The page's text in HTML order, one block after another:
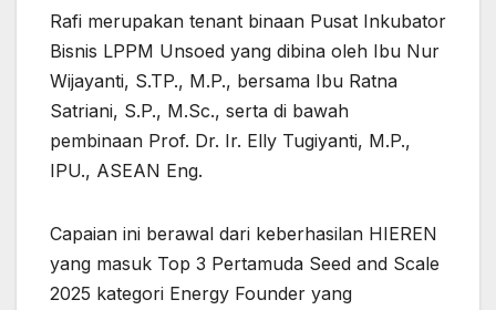
Rafi merupakan tenant binaan Pusat Inkubator
Bisnis LPPM Unsoed yang dibina oleh Ibu Nur
Wijayanti, S.TP., M.P., bersama Ibu Ratna
Satriani, S.P., M.Sc., serta di bawah
pembinaan Prof. Dr. Ir. Elly Tugiyanti, M.P.,
IPU., ASEAN Eng.
Capaian ini berawal dari keberhasilan HIEREN
yang masuk Top 3 Pertamuda Seed and Scale
2025 kategori Energy Founder yang